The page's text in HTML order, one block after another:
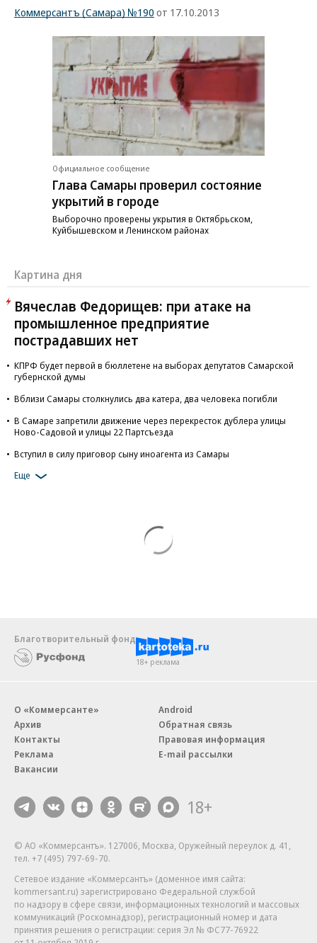
Коммерсантъ (Самара) №190 от 17.10.2013
Официальное сообщение
Глава Самары проверил состояние
укрытий в городе
Выборочно проверены укрытия в Октябрьском,
Куйбышевском и Ленинском районах
Картина дня
Вячеслав Федорищев: при атаке на
промышленное предприятие
пострадавших нет
КПРФ будет первой в бюллетене на выборах депутатов Самарской
губернской думы
Вблизи Самары столкнулись два катера, два человека погибли
В Самаре запретили движение через перекресток дублера улицы
Ново-Садовой и улицы 22 Партсъезда
Вступил в силу приговор сыну иноагента из Самары
Еще
Благотворительный фонд
18+ реклама
О «Коммерсанте»
Архив
Контакты
Реклама
Вакансии
Android
Обратная связь
Правовая информация
E-mail рассылки
18+
© АО «Коммерсантъ». 127006, Москва, Оружейный переулок д. 41,
тел. +7 (495) 797-69-70.
Сетевое издание «Коммерсантъ» (доменное имя сайта:
kommersant.ru) зарегистрировано Федеральной службой
по надзору в сфере связи, информационных технологий и массовых
коммуникаций (Роскомнадзор), регистрационный номер и дата
принятия решения о регистрации: серия Эл № ФС77-76922